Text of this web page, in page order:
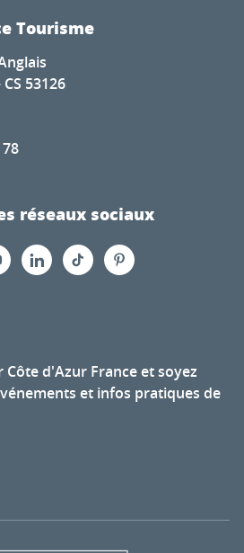
Tourisme
53126
réseaux sociaux
Côte d'Azur France et soyez
et infos pratiques de